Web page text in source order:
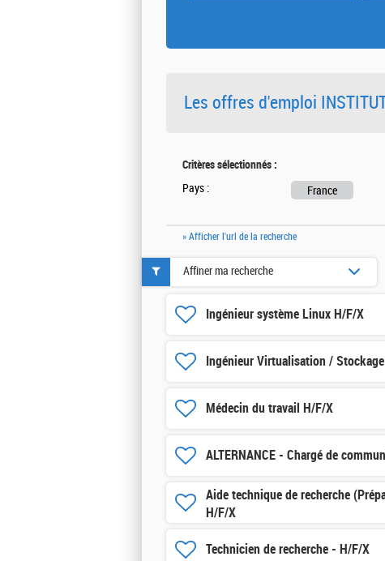
Les offres d'emploi
Critères sélectionnés :
Pays : France
» Afficher l'url de la recherche
Ingénieur système Linux H/F/X
Ingénieur Virtualisation / Stockage
Médecin du travail H/F/X
ALTERNANCE - Chargé de
Aide technique de recherche
H/F/X
Technicien de recherche - H/F/X
Affiner ma recherche